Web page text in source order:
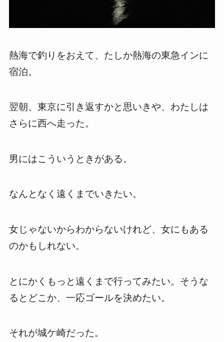
熱海で釣りをおえて、たしか熱海の東急インに
宿泊。
翌朝、東京に引き返すかと思いきや、わたしは
さらに西へ走った。
男にはこういうときがある。
なんとなく遠くまでいきたい。
女じゃないからわからないけれど、女にもある
のかもしれない。
とにかくもっと遠くまで行ってみたい。そうな
るとどこか、一応ゴールを決めたい。
それが城ケ崎だった。